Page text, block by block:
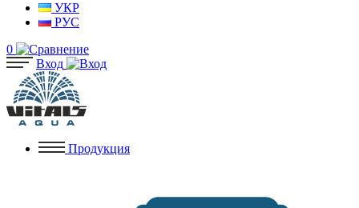
УКР
РУС
0
Вход
Продукция